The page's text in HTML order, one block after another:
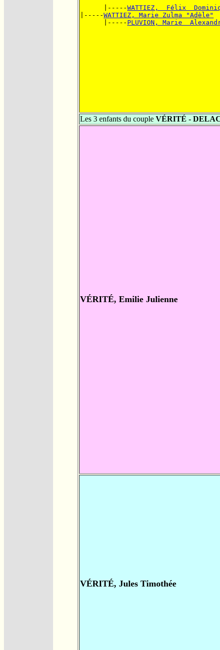
      |-----
WATTIEZ,  Félix
|-----WATTIEZ, Marie Zulma "Adèle"
      |-----
PLUVION, Marie
Les 3 enfants du couple VÉRITÉ -
VÉRITÉ, Emilie Julienne
VÉRITÉ, Jules Timothée